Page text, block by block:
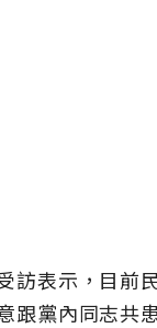
訪表示，目前
跟黨內同志共